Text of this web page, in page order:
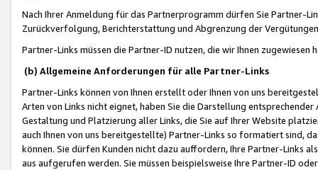
Nach Ihrer Anmeldung für das Partnerprogramm dürfen Sie Partner-
Zurückverfolgung, Berichterstattung und Abgrenzung der
Partner-Links müssen die Partner-ID nutzen, die wir Ihnen zugewiesen
(b) Allgemeine Anforderungen für alle Partner-Links
Partner-Links können von Ihnen erstellt oder Ihnen von uns
Arten von Links nicht eignet, haben Sie die Darstellung
Gestaltung und Platzierung aller Links, die Sie auf Ihrer Website
auch Ihnen von uns bereitgestellte) Partner-Links so formatiert sind,
können. Sie dürfen Kunden nicht dazu auffordern, Ihre Partner-Links
aus aufgerufen werden. Sie müssen beispielsweise Ihre Partner-ID